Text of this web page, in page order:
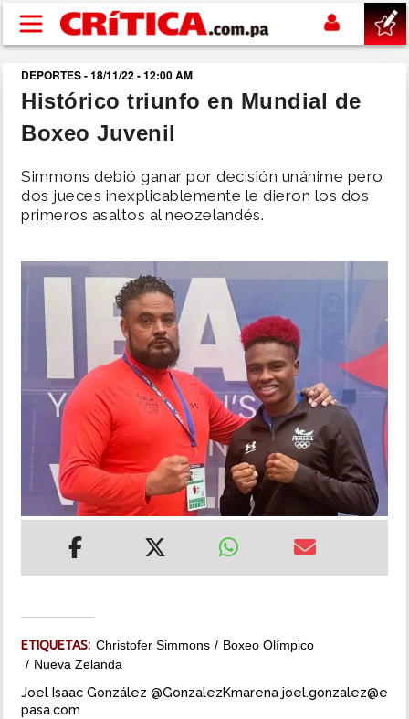
Pasar al contenido principal
buscar
SUCESOS
NACIONAL
SHOW
DEPORTES
MUNDO
INSÓLITAS
MULTIMEDIA
IMPRESO
DEPORTES - 18/11/22 - 12:00 AM
Histórico triunfo en Mundial de
Boxeo Juvenil
Simmons debió ganar por decisión unánime pero
dos jueces inexplicablemente le dieron los dos
primeros asaltos al neozelandés.
ETIQUETAS: Christofer Simmons
Boxeo Olímpico
Nueva Zelanda
Joel Isaac González @GonzalezKmarena joel.gonzalez@e
pasa.com